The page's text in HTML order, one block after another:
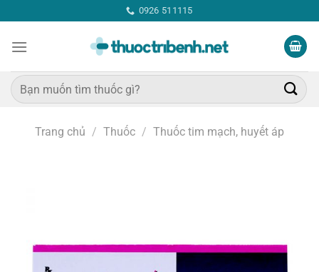
qua
nội
0926 511115
Tìm
kiếm:
Trang chủ / Thuốc / Thuốc tim mạch, huyết áp